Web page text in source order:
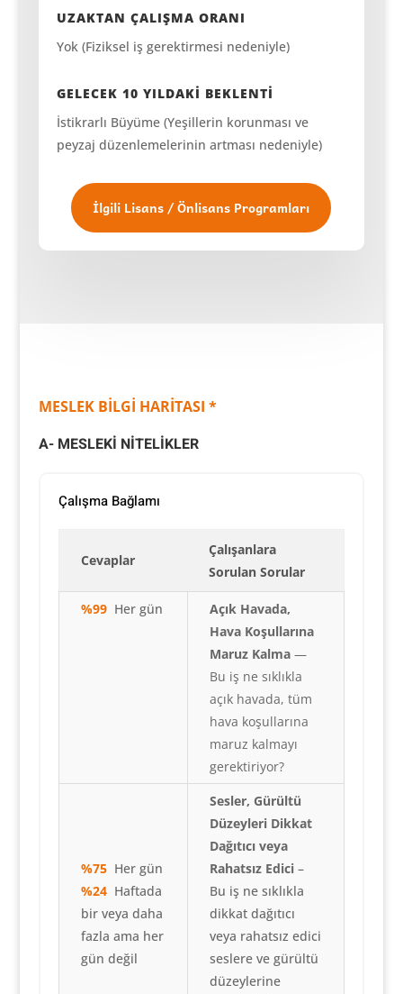
UZAKTAN ÇALIŞMA ORANI
Yok (Fiziksel iş gerektirmesi nedeniyle)
GELECEK 10 YILDAKİ BEKLENTİ
İstikrarlı Büyüme (Yeşillerin korunması ve
peyzaj düzenlemelerinin artması nedeniyle)
İlgili Lisans / Önlisans Programları
MESLEK BİLGİ HARİTASI *
A- MESLEKİ NİTELİKLER
Çalışma Bağlamı
Cevaplar
Çalışanlara
Sorulan Sorular
%99Her gün
Açık Havada,
Hava Koşullarına
Maruz Kalma—
Bu iş ne sıklıkla
açık havada, tüm
hava koşullarına
maruz kalmayı
gerektiriyor?
%75Her gün
%24Haftada
bir veya daha
fazla ama her
gün değil
Sesler, Gürültü
Düzeyleri Dikkat
Dağıtıcı veya
Rahatsız Edici–
Bu iş ne sıklıkla
dikkat dağıtıcı
veya rahatsız edici
seslere ve gürültü
düzeylerine